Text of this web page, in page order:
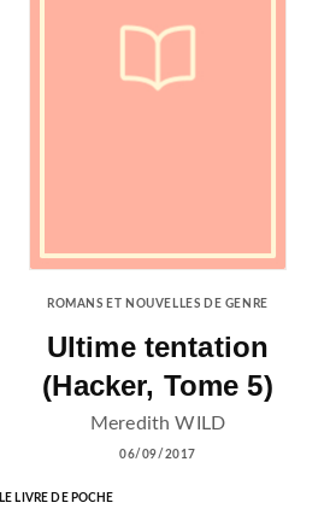
ROMANS ET NOUVELLES DE GENRE
Ultime tentation
(Hacker, Tome 5)
Meredith WILD
06/09/2017
LE LIVRE DE POCHE